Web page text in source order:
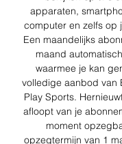
apparaten,
computer en zelfs op
Een maandelijks
maand
waarmee je kan
volledige aanbod van
Play Sports.
afloopt van je
moment
opzegtermijn van 1